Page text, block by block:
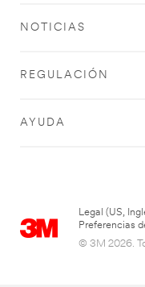
NOTICIAS
REGULACIÓN
AYUDA
Legal (US,
Preferencias
© 3M 2026.